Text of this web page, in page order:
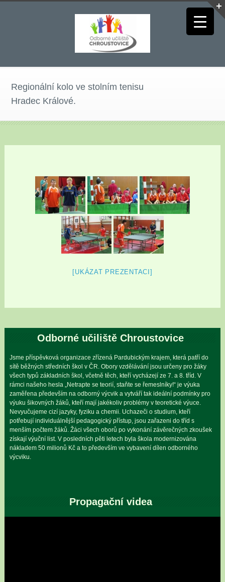
Regionální kolo ve stolním tenisu
Hradec Králové.
[UKÁZAT PREZENTACI]
Odborné učiliště Chroustovice
Jsme příspěvková organizace zřízená Pardubickým krajem, která patří do
sítě běžných středních škol v ČR. Obory vzdělávání jsou určeny pro žáky
všech typů základních škol, včetně těch, kteří vycházejí ze 7. a 8. tříd. V
rámci našeho hesla „Netrapte se teorií, staňte se řemeslníky!“ je výuka
zaměřena především na odborný výcvik a vytváří tak ideální podmínky pro
výuku šikovných žáků, kteří mají jakékoliv problémy v teoretické výuce.
Nevyučujeme cizí jazyky, fyziku a chemii. Uchazeči o studium, kteří
potřebují individuálnější pedagogický přístup, jsou zařazeni do tříd s
menším počtem žáků. Žáci všech oborů po vykonání závěrečných zkoušek
získají výuční list. V posledních pěti letech byla škola modernizována
nákladem 50 milionů Kč a to především ve vybavení dílen odborného
výcviku.
Propagační videa